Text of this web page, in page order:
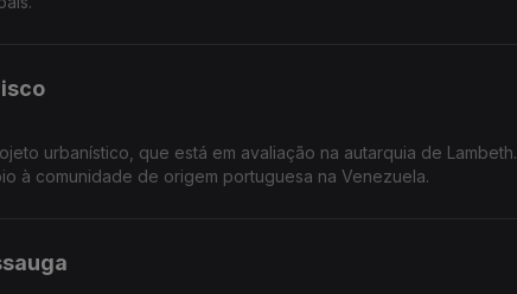
urbanístico, que está em avaliação na autarquia de Lambeth.
à comunidade de origem portuguesa na Venezuela.